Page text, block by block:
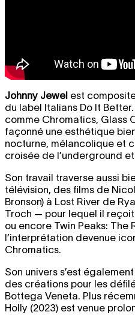
Johnny Jewel est
du label Italians Do It
comme Chromatics, Glass
façonné une esthétique
nocturne, mélancolique et
croisée de l’underground
Son travail traverse aussi
télévision, des films de
Bronson) à Lost River de
Troch — pour lequel il
ou encore Twin Peaks: The
l’interprétation devenue
Chromatics.
Son univers s’est
des créations pour les
Bottega Veneta. Plus
Holly (2023) est venue